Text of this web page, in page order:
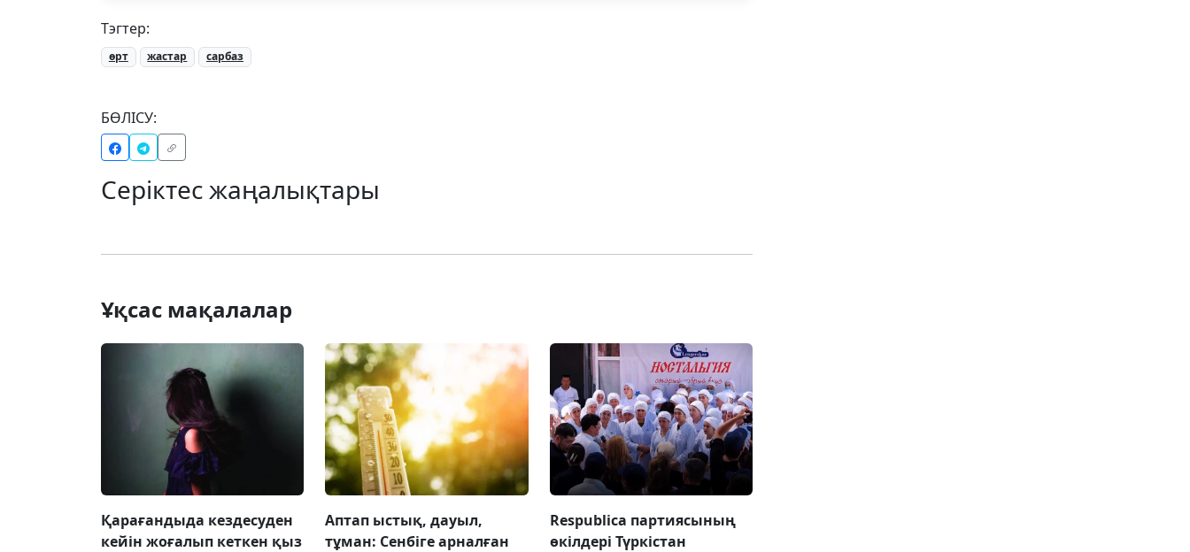
Тэгтер:
өрт жастар сарбаз
БӨЛІСУ:
Серіктес жаңалықтары
Ұқсас мақалалар
Қарағандыда кездесуден
кейін жоғалып кеткен қыз
Аптап ыстық, дауыл,
тұман: Сенбіге арналған
Respublica партиясының
өкілдері Түркістан